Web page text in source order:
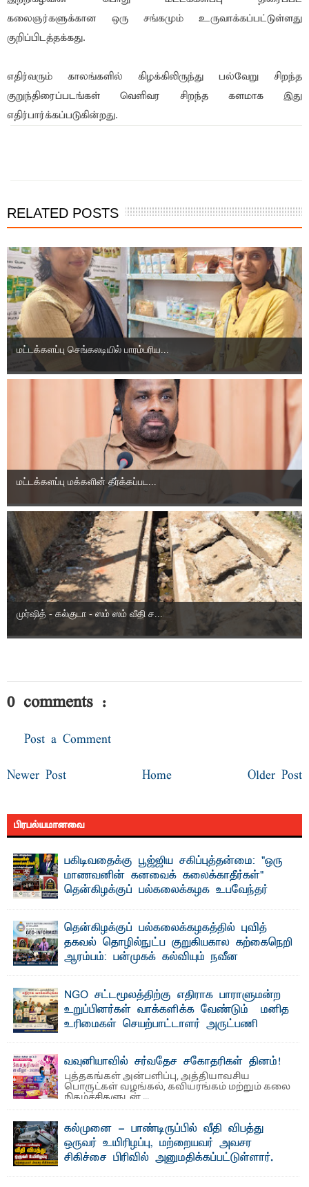
கலைஞர்களுக்கான ஒரு சங்கமும் உருவாக்கப்பட்டுள்ளது
குறிப்பிடத்தக்கது.
எதிர்வரும் காலங்களில் கிழக்கிலிருந்து பல்வேறு சிறந்த
குறுந்திரைப்படங்கள் வெளிவர சிறந்த களமாக இது
எதிர்பார்க்கப்படுகின்றது.
RELATED POSTS
மட்டக்களப்பு செங்கலடியில் பாரம்பரிய...
மட்டக்களப்பு மக்களின் தீர்க்கப்பட...
முர்ஷித் - கல்குடா - ஸம் ஸம் வீதி ச...
0 comments :
Post a Comment
Newer Post Older Post
Home
பிரபல்யமானவை
பகிடிவதைக்கு பூஜ்ஜிய சகிப்புத்தன்மை: "ஒரு
மாணவனின் கனவைக் கலைக்காதீர்கள்" –
தென்கிழக்குப் பல்கலைக்கழக உபவேந்தர்
"ஒ ரு மாணவனின் அல்லது மாணவியின் கனவு என்னால்
கலைக்கப்படாது" என்ற உறுதியை ஒவ்வொரு மாணவரும் ...
தென்கிழக்குப் பல்கலைக்கழகத்தில் புவித்
தகவல் தொழில்நுட்ப குறுகியகால கற்கைநெறி
ஆரம்பம்: பன்முகக் கல்வியும் நவீன
தொழில்நுட்பமும் காலத்தின் தேவை – பீடாதிபதி
பேராசிரியர் எம். எம். பாஸில்
தெ ன்கிழக்குப் பல்கலைக்கழகத்தின் கலை மற்றும் கலாசார
பீடத்தின் புவியியல் துறையினால் ...
NGO சட்டமூலத்திற்கு எதிராக பாராளுமன்ற
உறுப்பினர்கள் வாக்களிக்க வேண்டும் – மனித
உரிமைகள் செயற்பாட்டாளர் அருட்பணி
ஜே. எப். காமிலா பேகம்- இ லங்கை அரசாங்கம் அரசுசாரா
அமைப்புகள் (NGO) தொடர்பான புதிய சட்டமூலத்தை ...
வவுனியாவில் சர்வதேச சகோதரிகள் தினம்!
புத்தகங்கள் அன்பளிப்பு, அத்தியாவசிய
பொருட்கள் வழங்கல், கவியரங்கம் மற்றும் கலை
நிகழ்ச்சிகளுடன் ...
கல்முனை - பாண்டிருப்பில் வீதி விபத்து
ஒருவர் உயிரிழப்பு, மற்றையவர் அவசர
சிகிச்சை பிரிவில் அனுமதிக்கப்பட்டுள்ளார்.